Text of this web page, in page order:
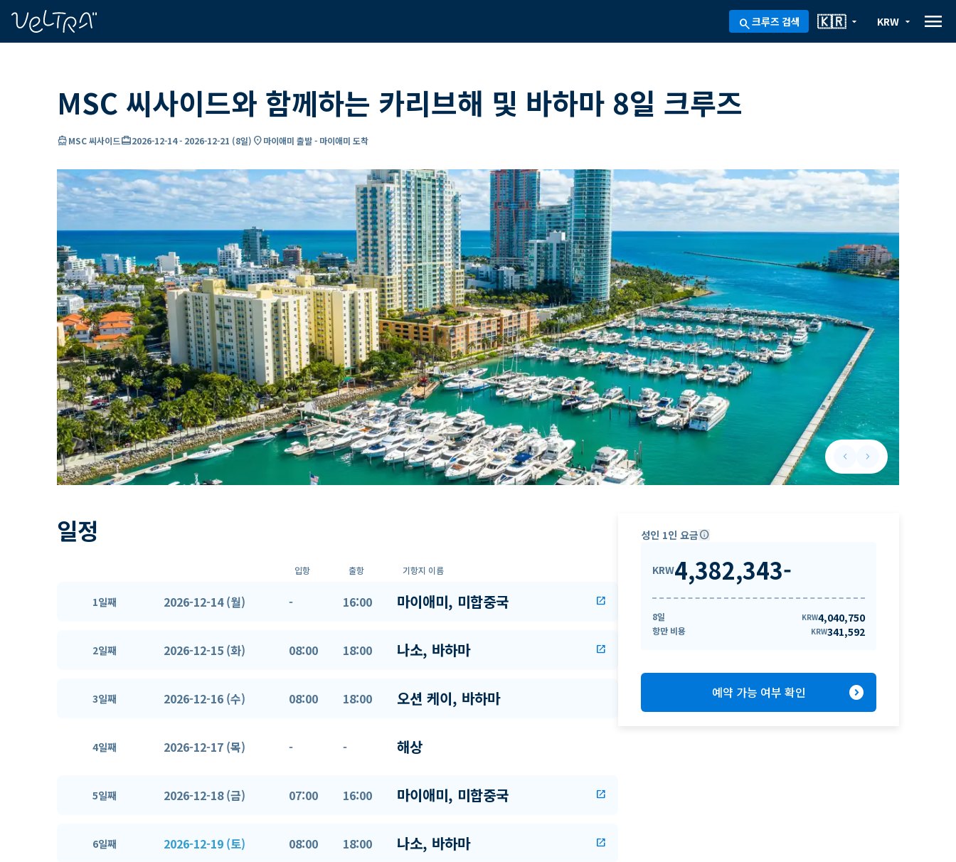
search크루즈 검색 arrow_drop_down
🇰🇷 arrow_drop_down
KRW menu
MSC 씨사이드와 함께하는 카리브해 및 바하마 8일 크루즈
directions_boatMSC 씨사이드card_travel2026-12-14- 2026-12-21 (8일) location_on마이애미 출발 - 마이애미 도착
keyboard_arrow_leftPrevious slide
keyboard_arrow_rightNext slide
일정
입항 출항 기항지 이름
1일째 2026-12-14 (월) - 16:00 마이애미, 미합중국 open_in_new
2일째 2026-12-15 (화) 08:00 18:00 나소, 바하마 open_in_new
3일째 2026-12-16 (수) 08:00 18:00 오션 케이, 바하마
4일째 2026-12-17 (목) - - 해상
5일째 2026-12-18 (금) 07:00 16:00 마이애미, 미합중국 open_in_new
6일째 2026-12-19 (토) 08:00 18:00 나소, 바하마 open_in_new
성인 1인 요금info
KRW4,382,343-
8일 KRW4,040,750
항만 비용 KRW341,592
예약 가능 여부 확인 expand_circle_right